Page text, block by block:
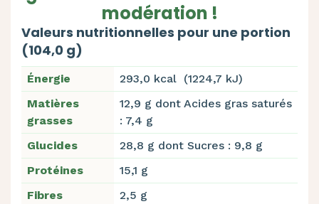
modération !
Valeurs nutritionnelles pour une portion
(104,0 g)
Énergie
293,0 kcal (1224,7 kJ)
Matières
grasses
12,9 g dont Acides gras saturés
: 7,4 g
Glucides
28,8 g dont Sucres : 9,8 g
Protéines
15,1 g
Fibres
2,5 g